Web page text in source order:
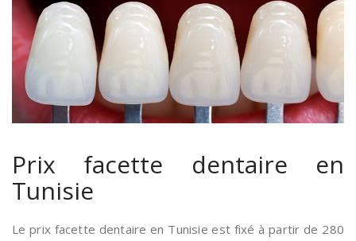
Prix facette dentaire en
Tunisie
Le prix facette dentaire en Tunisie est fixé à partir de 280